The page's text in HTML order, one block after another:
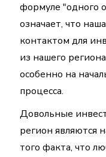
формуле "одного
означает, что
контактом для
из нашего
особенно на
процесса.
Довольные
регион являются
того факта, что